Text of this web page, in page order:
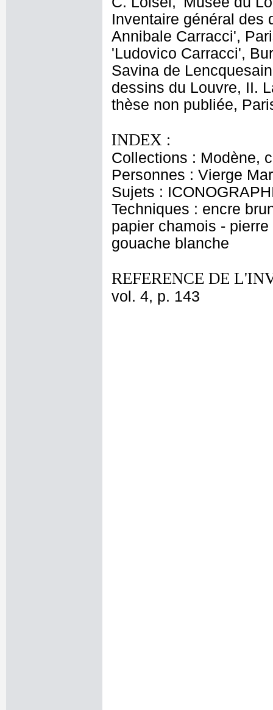
Inventaire général des
Annibale Carracci',
'Ludovico Carracci',
Savina de
dessins du Louvre, II.
thèse non publiée,
INDEX :
Collections : Modène,
Personnes : Vierge
Sujets :
Techniques : encre
papier chamois -
gouache blanche
REFERENCE DE
vol. 4, p. 143